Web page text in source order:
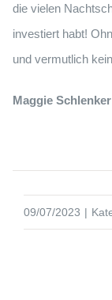
die vielen
investiert habt!
und vermutlich
Maggie Schlenker
09/07/2023 |